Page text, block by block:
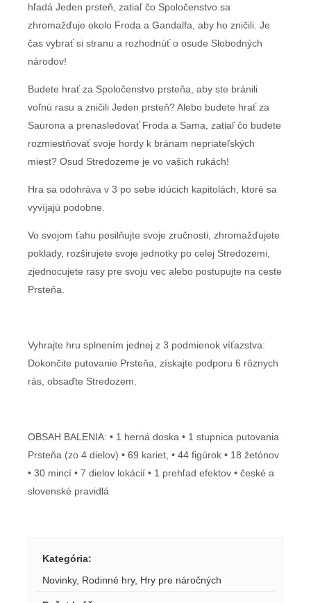
hľadá Jeden prsteň, zatiaľ čo Spoločenstvo sa
zhromažďuje okolo Froda a Gandalfa, aby ho zničili. Je
čas vybrať si stranu a rozhodnúť o osude Slobodných
národov!
Budete hrať za Spoločenstvo prsteňa, aby ste bránili
voľnú rasu a zničili Jeden prsteň? Alebo budete hrať za
Saurona a prenasledovať Froda a Sama, zatiaľ čo budete
rozmiestňovať svoje hordy k bránam nepriateľských
miest? Osud Stredozeme je vo vašich rukách!
Hra sa odohráva v 3 po sebe idúcich kapitolách, ktoré sa
vyvíjajú podobne.
Vo svojom ťahu posilňujte svoje zručnosti, zhromažďujete
poklady, rozširujete svoje jednotky po celej Stredozemi,
zjednocujete rasy pre svoju vec alebo postupujte na ceste
Prsteňa.
Vyhrajte hru splnením jednej z 3 podmienok víťazstva:
Dokončite putovanie Prsteňa, získajte podporu 6 rôznych
rás, obsaďte Stredozem.
OBSAH BALENIA: • 1 herná doska • 1 stupnica putovania
Prsteňa (zo 4 dielov) • 69 kariet, • 44 figúrok • 18 žetónov
• 30 mincí • 7 dielov lokácií • 1 prehľad efektov • české a
slovenské pravidlá
Kategória:
Novinky, Rodinné hry, Hry pre náročných